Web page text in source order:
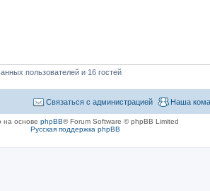
пользователей и 16 гостей
Наша
Связаться с администрацией
на основе phpBB® Forum Software © phpBB Limited
Русская поддержка phpBB